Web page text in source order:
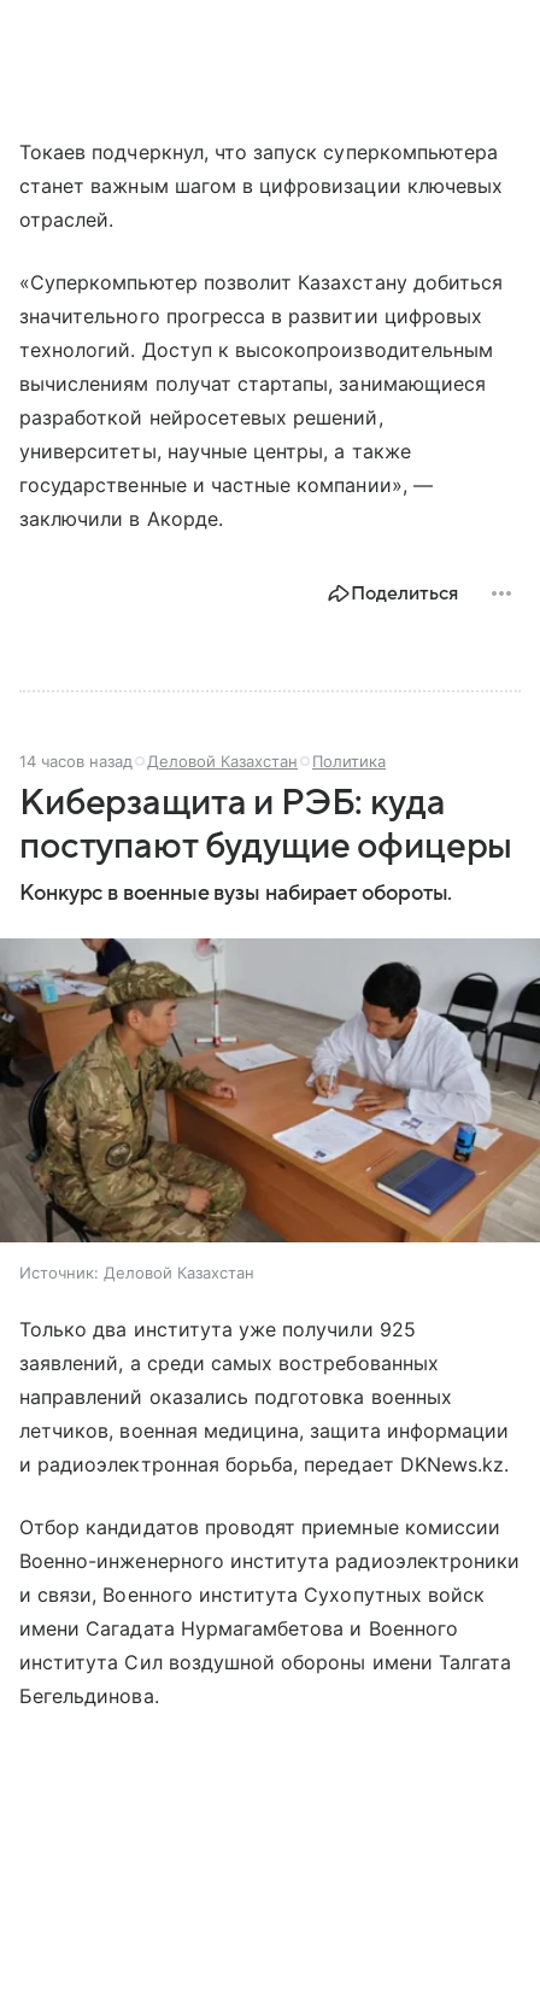
Токаев подчеркнул, что запуск суперкомпьютера
станет важным шагом в цифровизации ключевых
отраслей.
«Суперкомпьютер позволит Казахстану добиться
значительного прогресса в развитии цифровых
технологий. Доступ к высокопроизводительным
вычислениям получат стартапы, занимающиеся
разработкой нейросетевых решений,
университеты, научные центры, а также
государственные и частные компании», —
заключили в Акорде.
Поделиться
14 часов назад Деловой Казахстан Политика
Киберзащита и РЭБ: куда
поступают будущие офицеры
Конкурс в военные вузы набирает обороты.
Источник: Деловой Казахстан
Только два института уже получили 925
заявлений, а среди самых востребованных
направлений оказались подготовка военных
летчиков, военная медицина, защита информации
и радиоэлектронная борьба, передает DKNews.kz.
Отбор кандидатов проводят приемные комиссии
Военно-инженерного института радиоэлектроники
и связи, Военного института Сухопутных войск
имени Сагадата Нурмагамбетова и Военного
института Сил воздушной обороны имени Талгата
Бегельдинова.